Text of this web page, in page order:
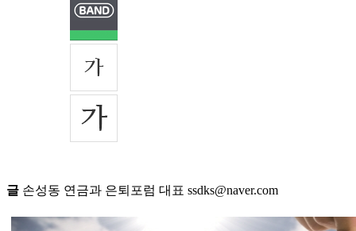
글 손성동 연금과 은퇴포럼 대표 ssdks@naver.com